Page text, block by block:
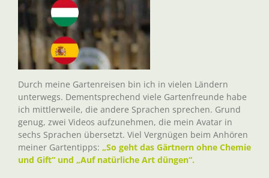
Durch meine Gartenreisen bin ich in vielen Ländern
unterwegs. Dementsprechend viele Gartenfreunde habe
ich mittlerweile, die andere Sprachen sprechen. Grund
genug, zwei Videos aufzunehmen, die mein Avatar in
sechs Sprachen übersetzt. Viel Vergnügen beim Anhören
meiner Gartentipps: „So geht das Gärtnern ohne Chemie
und Gift“ und „Auf natürliche Art düngen“.